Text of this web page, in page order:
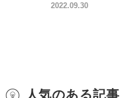
2022.09.30
人気のある記事